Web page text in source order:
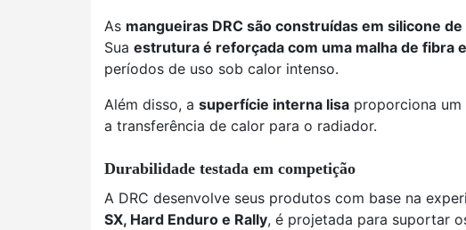
As mangueiras DRC são construídas em silicone
Sua estrutura é reforçada com uma malha de fibra
períodos de uso sob calor intenso.
Além disso, a superfície interna lisa proporciona
a transferência de calor para o radiador.
Durabilidade testada em competição
A DRC desenvolve seus produtos com base na
SX, Hard Enduro e Rally, é projetada para suportar